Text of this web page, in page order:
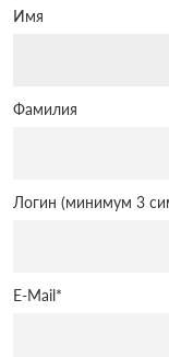
Имя
Фамилия
Логин (минимум 3
E-Mail*